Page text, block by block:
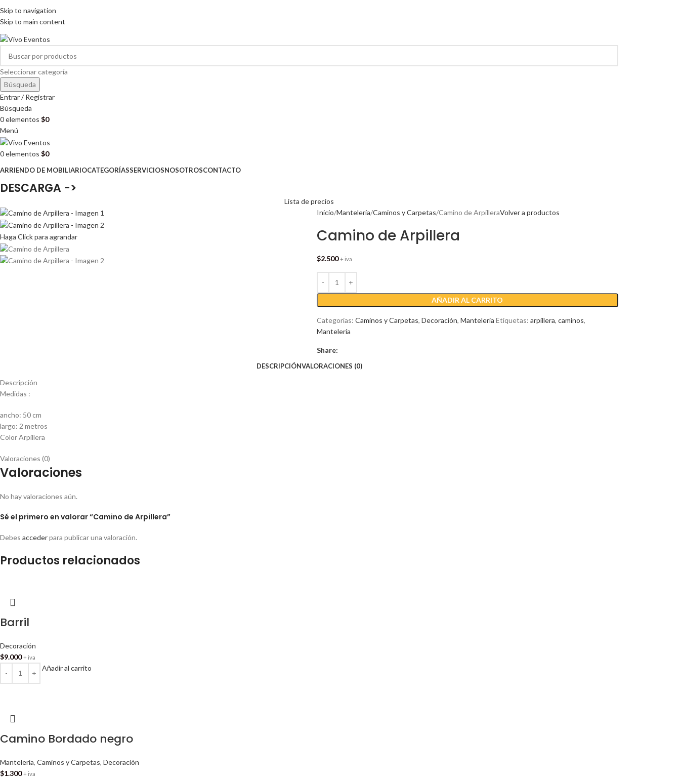
Skip to navigation
Skip to main content
HORARIOS DE ATENCIÓN: 8:00 - 17:00 HORAS
ARRIENDO DE MOBILIARIO PARA EVENTOS
Seleccionar categoría
Búsqueda
Entrar / Registrar
Búsqueda
0elementos $0
Menú
0elementos $0
ARRIENDO DE MOBILIARIOCATEGORÍASSERVICIOSNOSOTROSCONTACTO
DESCARGA ->
Lista de precios
Haga Click para agrandar
Inicio Mantelería Caminos y Carpetas Camino de ArpilleraVolver a productos
Camino de Arpillera
$2.500 + iva
AÑADIR AL CARRITO
Categorías: Caminos y Carpetas, Decoración, Mantelería Etiquetas: arpillera, caminos,
Mantelería
Share:
DESCRIPCIÓNVALORACIONES (0)
Descripción
Medidas :
ancho: 50 cm
largo: 2 metros
Color Arpillera
Valoraciones (0)
Valoraciones
No hay valoraciones aún.
Sé el primero en valorar “Camino de Arpillera”
Debes accederpara publicar una valoración.
Productos relacionados
Barril
Decoración
$9.000 + iva
Añadir al carrito
Camino Bordado negro
Mantelería, Caminos y Carpetas, Decoración
$1.300 + iva